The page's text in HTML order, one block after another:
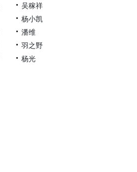
吴稼祥
杨小凯
潘维
羽之野
杨光